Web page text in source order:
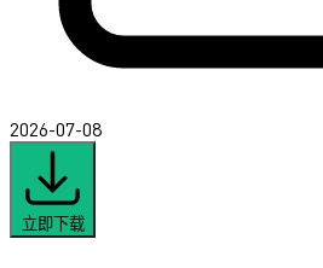
2026-07-08
立即下载